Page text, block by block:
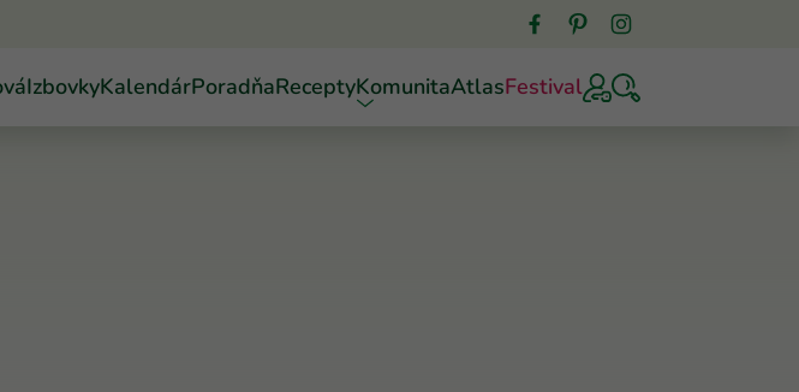
IzbovkyKalendárPoradňaReceptyKomunitaAtlasFestival